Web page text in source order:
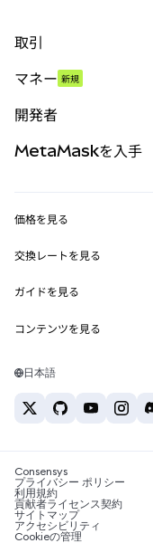
取引
パーペチュアル
RWA
マネー 新規
開発者
MetaMask Connect
Snaps
Web3サービス
MetaMaskを入手
セキュリティ
サポート
キャリア
お問い合わせ
価格を見る
イーサリアムの価格
Solanaの価格
Tetherの価格
交換レートを見る
ETH→USD
USDT→INR
BTC→INR
ETH→USDT
ガイドを見る
ETHの購入
USDTの購入
SHIBの購入
BNBの購入
コンテンツを見る
Solanaウォレット
税制関連ニュース
暗号資産の購入方法は？
ビットコインを売るには？
日本語
Consensys
プライバシー ポリシー
利用規約
貢献者ライセンス契約
サイトマップ
アクセシビリティ
Cookieの管理